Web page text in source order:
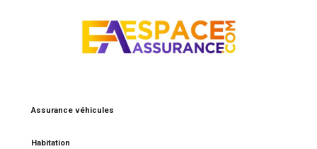
Assurance véhicules
Habitation